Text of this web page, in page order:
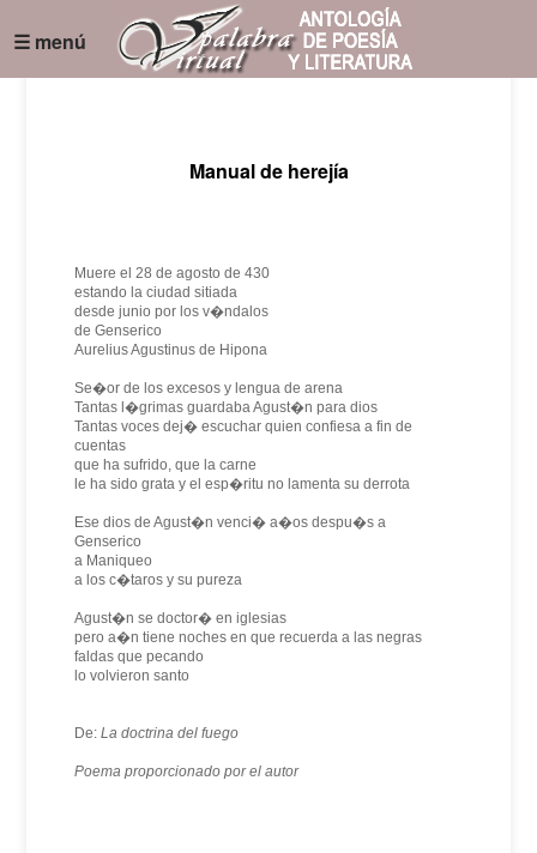
☰ menú
Manual de herejía
Muere el 28 de agosto de 430
estando la ciudad sitiada
desde junio por los v�ndalos
de Genserico
Aurelius Agustinus de Hipona
Se�or de los excesos y lengua de arena
Tantas l�grimas guardaba Agust�n para dios
Tantas voces dej� escuchar quien confiesa a fin de
cuentas
que ha sufrido, que la carne
le ha sido grata y el esp�ritu no lamenta su derrota
Ese dios de Agust�n venci� a�os despu�s a
Genserico
a Maniqueo
a los c�taros y su pureza
Agust�n se doctor� en iglesias
pero a�n tiene noches en que recuerda a las negras
faldas que pecando
lo volvieron santo
De: La doctrina del fuego
Poema proporcionado por el autor